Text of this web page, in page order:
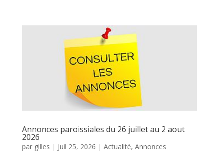
Annonces paroissiales du 26 juillet au 2 aout
2026
par gilles | Juil 25, 2026 | Actualité, Annonces